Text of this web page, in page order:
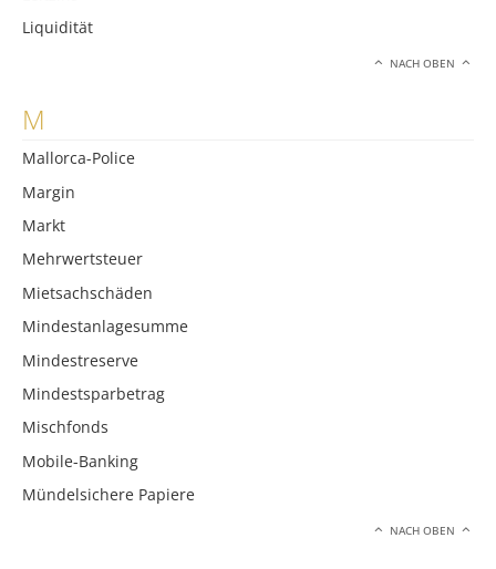
Liquidität
NACH OBEN
M
Mallorca-Police
Margin
Markt
Mehrwertsteuer
Mietsachschäden
Mindestanlagesumme
Mindestreserve
Mindestsparbetrag
Mischfonds
Mobile-Banking
Mündelsichere Papiere
NACH OBEN